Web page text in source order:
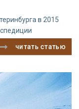
в 2015
читать статью